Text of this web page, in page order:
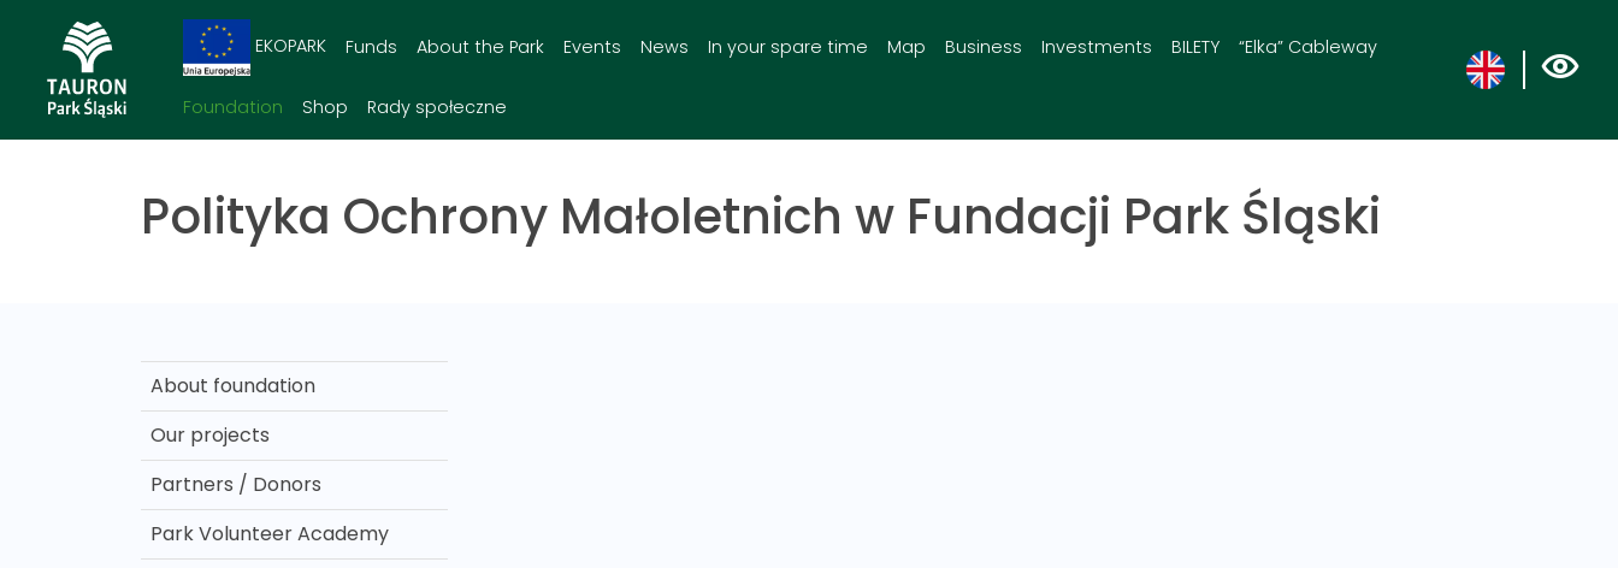
EKOPARK Funds About the Park Events News In your spare time Map Business Investments BILETY “Elka” Cableway
Foundation Shop Rady społeczne
Polityka Ochrony Małoletnich w Fundacji Park Śląski
About foundation
Our projects
Partners / Donors
Park Volunteer Academy